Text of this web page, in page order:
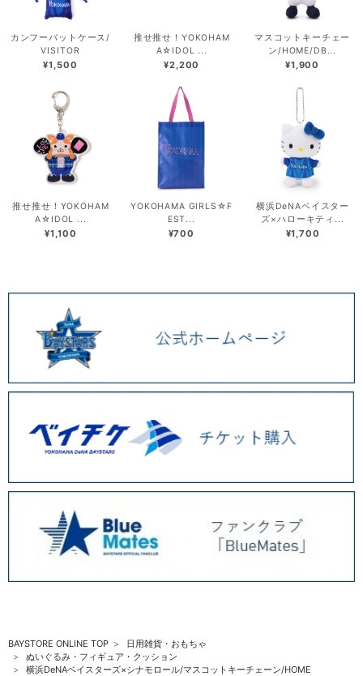
カンフーバットケース/
VISITOR
¥1,500
推せ推せ！YOKOHAM
A☆IDOL ...
¥2,200
マスコットキーチェー
ン/HOME/DB...
¥1,900
推せ推せ！YOKOHAM
A☆IDOL ...
¥1,100
YOKOHAMA GIRLS☆F
EST...
¥700
横浜DeNAベイスター
ズ×ハローキティ...
¥1,700
BAYSTORE ONLINE TOP
日用雑貨・おもちゃ
ぬいぐるみ・フィギュア・クッション
横浜DeNAベイスターズ×シナモロール/マスコットキーチェーン/HOME